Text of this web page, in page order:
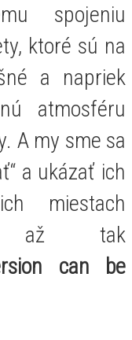
spojeniu
ktoré sú na
a napriek
atmosféru
A my sme sa
a ukázať ich
miestach
až tak
can be